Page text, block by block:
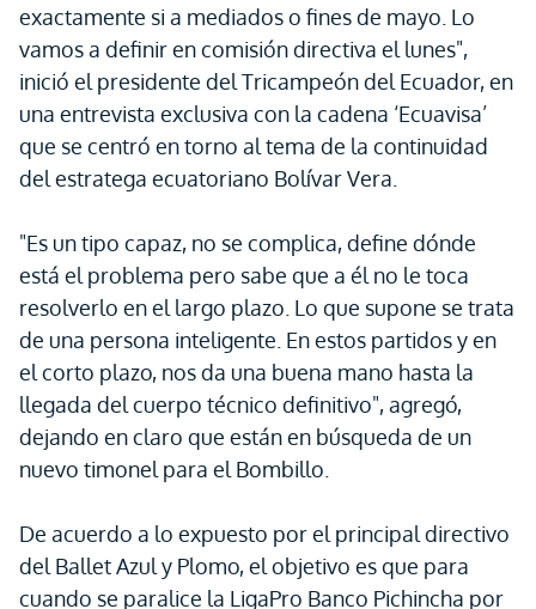
exactamente si a mediados o fines de mayo. Lo
vamos a definir en comisión directiva el lunes",
inició el presidente del Tricampeón del Ecuador, en
una entrevista exclusiva con la cadena ‘Ecuavisa’
que se centró en torno al tema de la continuidad
del estratega ecuatoriano Bolívar Vera.
"Es un tipo capaz, no se complica, define dónde
está el problema pero sabe que a él no le toca
resolverlo en el largo plazo. Lo que supone se trata
de una persona inteligente. En estos partidos y en
el corto plazo, nos da una buena mano hasta la
llegada del cuerpo técnico definitivo", agregó,
dejando en claro que están en búsqueda de un
nuevo timonel para el Bombillo.
De acuerdo a lo expuesto por el principal directivo
del Ballet Azul y Plomo, el objetivo es que para
cuando se paralice la LigaPro Banco Pichincha por